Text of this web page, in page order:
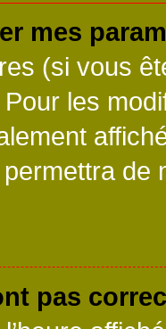
mes
(si vous
les
de
pas